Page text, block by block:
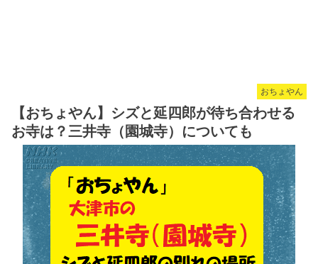
おちょやん
【おちょやん】シズと延四郎が待ち合わせる
お寺は？三井寺（園城寺）についても